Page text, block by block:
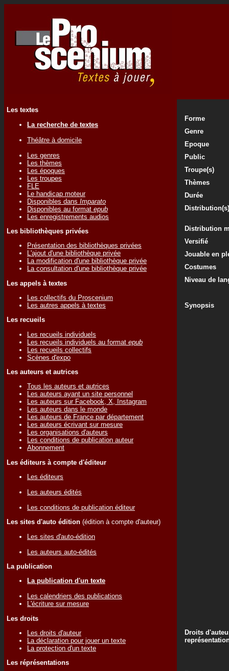
Les textes
La recherche de textes
Théâtre à domicile
Les genres
Les thèmes
Les époques
Les troupes
FLE
Le handicap moteur
Disponibles dans Imparato
Disponibles au format epub
Les enregistrements audios
Les bibliothèques privées
Présentation des bibliothèques privées
L'ajout d'une bibliothèque privée
La modification d'une bibliothèque privée
La consultation d'une bibliothèque privée
Les appels à textes
Les collectifs du Proscenium
Les autres appels à textes
Les recueils
Les recueils individuels
Les recueils individuels au format epub
Les recueils collectifs
Scènes d'expo
Les auteurs et autrices
Tous les auteurs et autrices
Les auteurs ayant un site personnel
Les auteurs sur Facebook, X, Instagram
Les auteurs dans le monde
Les auteurs de France par département
Les auteurs écrivant sur mesure
Les organisations d'auteurs
Les conditions de publication auteur
Abonnement
Les éditeurs à compte d'éditeur
Les éditeurs
Les auteurs édités
Les conditions de publication éditeur
Les sites d'auto édition (édition à compte d'auteur)
Les sites d'auto-édition
Les auteurs auto-édités
La publication
La publication d'un texte
Les calendriers des publications
L'écriture sur mesure
Les droits
Les droits d'auteur
La déclaration pour jouer un texte
La protection d'un texte
Les réprésentations
Forme
Genre
Epoque
Public
Troupe(s)
Thèmes
Durée
Distribution(s)
Distribution
Versifié
Jouable en
Costumes
Niveau de
Synopsis
Droits